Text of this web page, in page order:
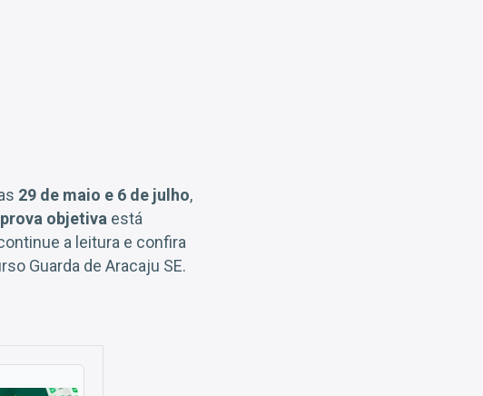
29 de maio e 6 de julho,
prova objetiva está
a leitura e confira
Guarda de Aracaju SE.